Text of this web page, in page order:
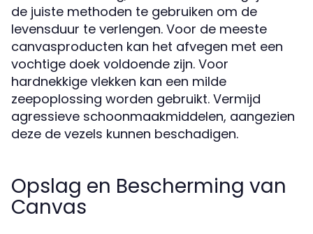
de juiste methoden te gebruiken om de
levensduur te verlengen. Voor de meeste
canvasproducten kan het afvegen met een
vochtige doek voldoende zijn. Voor
hardnekkige vlekken kan een milde
zeepoplossing worden gebruikt. Vermijd
agressieve schoonmaakmiddelen, aangezien
deze de vezels kunnen beschadigen.
Opslag en Bescherming van
Canvas